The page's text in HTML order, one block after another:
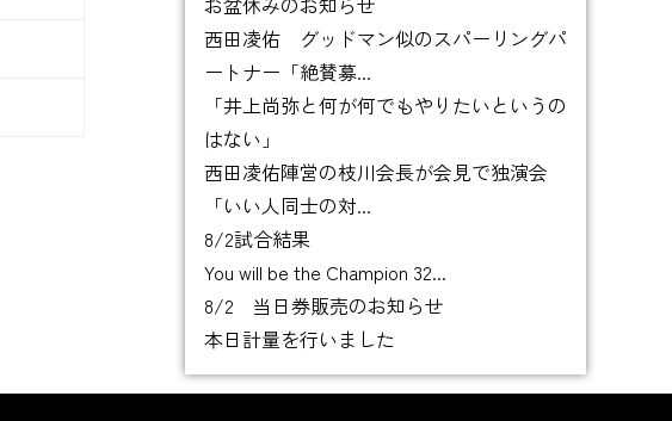
西田凌佑 グッドマン似のスパーリングパ
ートナー「絶賛募...
「井上尚弥と何が何でもやりたいというの
はない」
西田凌佑陣営の枝川会長が会見で独演会
「いい人同士の対...
8/2試合結果
You will be the Champion 32...
8/2 当日券販売のお知らせ
本日計量を行いました